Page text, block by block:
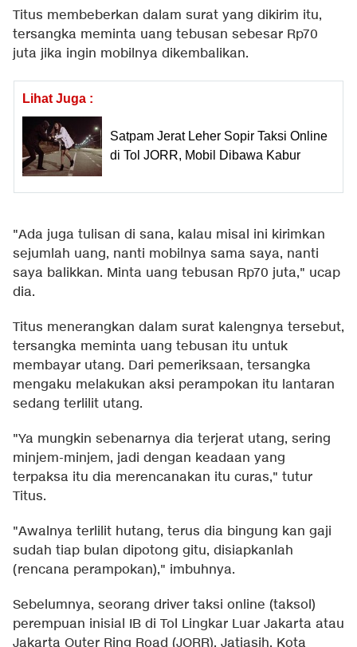
Titus membeberkan dalam surat yang dikirim itu,
tersangka meminta uang tebusan sebesar Rp70
juta jika ingin mobilnya dikembalikan.
Lihat Juga :
Satpam Jerat Leher Sopir Taksi Online
di Tol JORR, Mobil Dibawa Kabur
"Ada juga tulisan di sana, kalau misal ini kirimkan
sejumlah uang, nanti mobilnya sama saya, nanti
saya balikkan. Minta uang tebusan Rp70 juta," ucap
dia.
Titus menerangkan dalam surat kalengnya tersebut,
tersangka meminta uang tebusan itu untuk
membayar utang. Dari pemeriksaan, tersangka
mengaku melakukan aksi perampokan itu lantaran
sedang terlilit utang.
"Ya mungkin sebenarnya dia terjerat utang, sering
minjem-minjem, jadi dengan keadaan yang
terpaksa itu dia merencanakan itu curas," tutur
Titus.
"Awalnya terlilit hutang, terus dia bingung kan gaji
sudah tiap bulan dipotong gitu, disiapkanlah
(rencana perampokan)," imbuhnya.
Sebelumnya, seorang driver taksi online (taksol)
perempuan inisial IB di Tol Lingkar Luar Jakarta atau
Jakarta Outer Ring Road (JORR), Jatiasih, Kota